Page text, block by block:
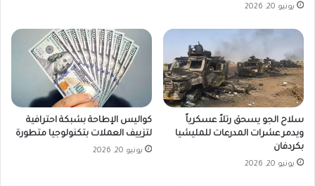
يونيو 20, 2026
سلاح الجو يسحق رتلاً عسكرياً
ويدمر عشرات المدرعات للمليشيا
بكردفان
يونيو 20, 2026
كواليس الإطاحة بشبكة احترافية
لتزييف العملات بتكنولوجيا متطورة
يونيو 20, 2026